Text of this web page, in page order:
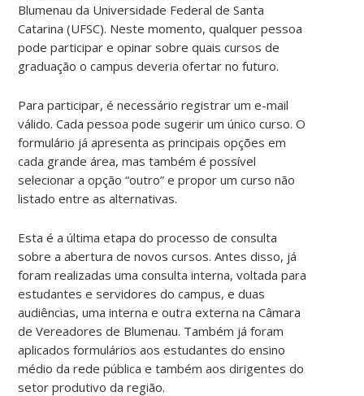
Blumenau da Universidade Federal de Santa
Catarina (UFSC). Neste momento, qualquer pessoa
pode participar e opinar sobre quais cursos de
graduação o campus deveria ofertar no futuro.
Para participar, é necessário registrar um e-mail
válido. Cada pessoa pode sugerir um único curso. O
formulário já apresenta as principais opções em
cada grande área, mas também é possível
selecionar a opção “outro” e propor um curso não
listado entre as alternativas.
Esta é a última etapa do processo de consulta
sobre a abertura de novos cursos. Antes disso, já
foram realizadas uma consulta interna, voltada para
estudantes e servidores do campus, e duas
audiências, uma interna e outra externa na Câmara
de Vereadores de Blumenau. Também já foram
aplicados formulários aos estudantes do ensino
médio da rede pública e também aos dirigentes do
setor produtivo da região.